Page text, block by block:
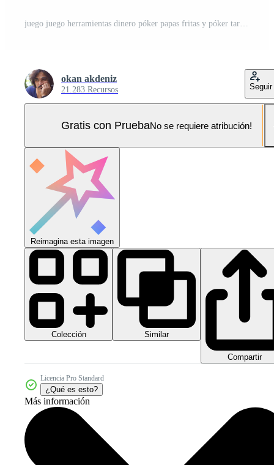
juego juego herramientas dinero póker papas fritas y póker tarjetas Foto Pro
okan akdeniz
21.283 Recursos Seguir
Gratis con PruebaNo se requiere atribución!
Reimagina esta imagen
Colección Similar
Compartir
Licencia Pro Standard
¿Qué es esto?
Más información